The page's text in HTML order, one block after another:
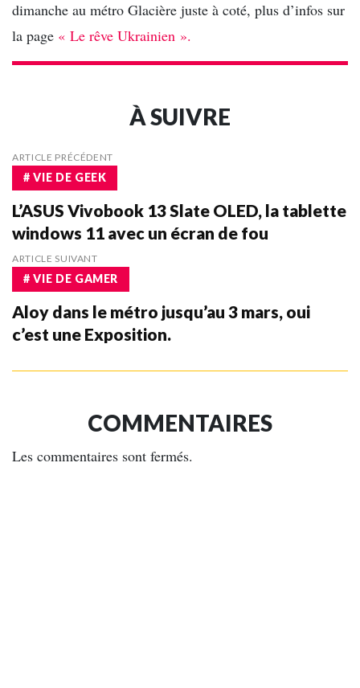
dimanche au métro Glacière juste à coté, plus d’infos sur
la page « Le rêve Ukrainien ».
À SUIVRE
ARTICLE PRÉCÉDENT
# VIE DE GEEK
L’ASUS Vivobook 13 Slate OLED, la tablette
windows 11 avec un écran de fou
ARTICLE SUIVANT
# VIE DE GAMER
Aloy dans le métro jusqu’au 3 mars, oui
c’est une Exposition.
COMMENTAIRES
Les commentaires sont fermés.